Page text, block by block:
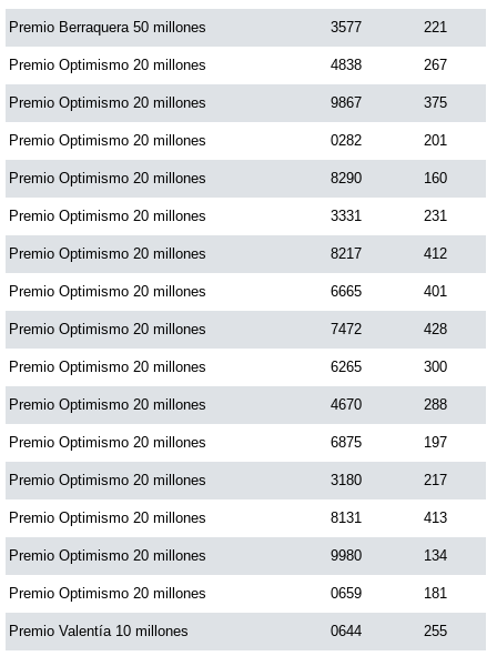
Premio Berraquera 50 millones 3577 221
Premio Optimismo 20 millones 4838 267
Premio Optimismo 20 millones 9867 375
Premio Optimismo 20 millones 0282 201
Premio Optimismo 20 millones 8290 160
Premio Optimismo 20 millones 3331 231
Premio Optimismo 20 millones 8217 412
Premio Optimismo 20 millones 6665 401
Premio Optimismo 20 millones 7472 428
Premio Optimismo 20 millones 6265 300
Premio Optimismo 20 millones 4670 288
Premio Optimismo 20 millones 6875 197
Premio Optimismo 20 millones 3180 217
Premio Optimismo 20 millones 8131 413
Premio Optimismo 20 millones 9980 134
Premio Optimismo 20 millones 0659 181
Premio Valentía 10 millones 0644 255